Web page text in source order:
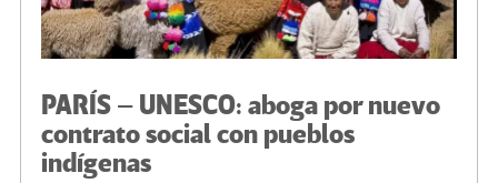
PARÍS – UNESCO: aboga por nuevo
contrato social con pueblos
indígenas